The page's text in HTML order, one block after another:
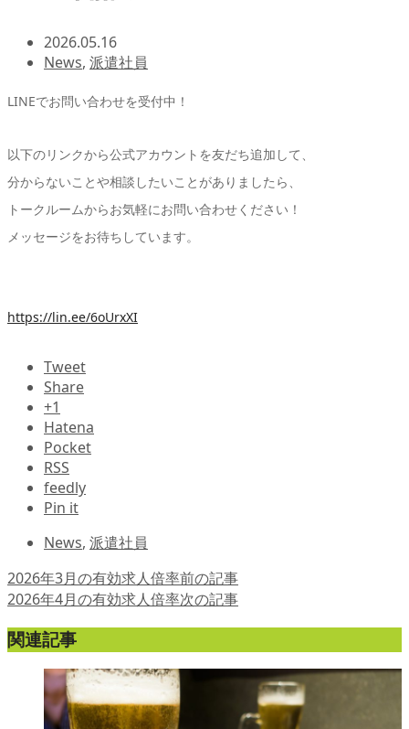
2026.05.16
News, 派遣社員
LINEでお問い合わせを受付中！
以下のリンクから公式アカウントを友だち追加して、
分からないことや相談したいことがありましたら、
トークルームからお気軽にお問い合わせください！
メッセージをお待ちしています。
https://lin.ee/6oUrxXI
Tweet
Share
+1
Hatena
Pocket
RSS
feedly
Pin it
News, 派遣社員
2026年3月の有効求人倍率前の記事
2026年4月の有効求人倍率次の記事
関連記事